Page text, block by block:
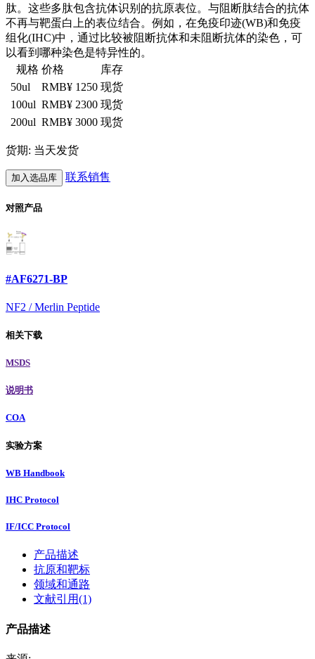
肽。这些多肽包含抗体识别的抗原表位。与阻断肽结合的抗体
不再与靶蛋白上的表位结合。例如，在免疫印迹(WB)和免疫
组化(IHC)中，通过比较被阻断抗体和未阻断抗体的染色，可
以看到哪种染色是特异性的。
规格 价格
库存
50ul
RMB¥ 1250 现货
100ul RMB¥ 2300 现货
200ul RMB¥ 3000 现货
货期: 当天发货
加入选品库 联系销售
对照产品
#AF6271-BP
NF2 / Merlin Peptide
相关下载
MSDS
说明书
COA
实验方案
WB Handbook
IHC Protocol
IF/ICC Protocol
产品描述
抗原和靶标
领域和通路
文献引用(1)
产品描述